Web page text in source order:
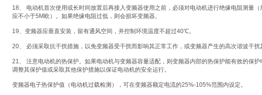
18、 电动机首次使用或长时间放置后再接入变频器使用之前，必须对电动机进行绝缘电阻测量
应不小于5M欧）。如果绝缘电阻过低，则会损坏变频器。
19、变频器应垂直安装，留有通风空间，并控制环境温度不超过40℃。
20、 必须采取抗干扰措施，以免变频器受干扰而影响其正常工作，或变频器产生的高次谐波干扰
21、 注意电动机的热保护。如果电动机与变频器容量适配，则变频器内部的热保护能有效的保
调整其保护值或采取其他保护措施以保证电动机的安全运行。
变频器电子热保护值（电动机过载检测），可在变频器额定电流的25%-105%范围内设定。